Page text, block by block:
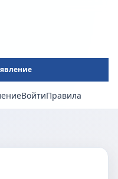
ВойтиПравила